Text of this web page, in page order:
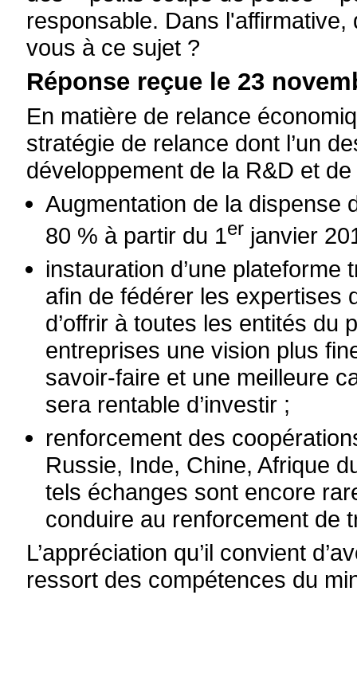
responsable. Dans
vous à ce sujet ?
Réponse reçue le 23
En matière de relance
stratégie de relance dont l’un
développement de la R&D et
Augmentation de la dispense
80 % à partir du 1er janvier
instauration d’une
afin de fédérer les expertises
d’offrir à toutes les entités du
entreprises une vision plus
savoir-faire et une meilleure
sera rentable d’investir ;
renforcement des
Russie, Inde, Chine, Afrique
tels échanges sont encore
conduire au renforcement de
L’appréciation qu’il convient
ressort des compétences du